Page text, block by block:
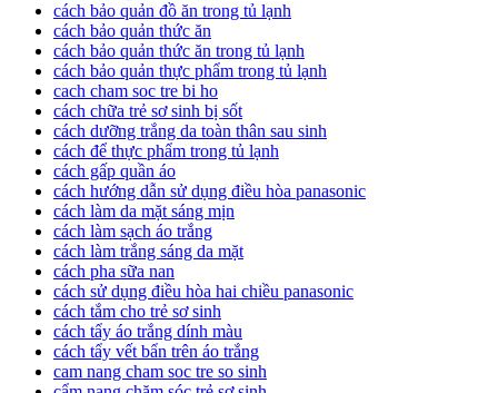
cách bảo quản đồ ăn trong tủ lạnh
cách bảo quản thức ăn
cách bảo quản thức ăn trong tủ lạnh
cách bảo quản thực phẩm trong tủ lạnh
cach cham soc tre bi ho
cách chữa trẻ sơ sinh bị sốt
cách dưỡng trắng da toàn thân sau sinh
cách để thực phẩm trong tủ lạnh
cách gấp quần áo
cách hướng dẫn sử dụng điều hòa panasonic
cách làm da mặt sáng mịn
cách làm sạch áo trắng
cách làm trắng sáng da mặt
cách pha sữa nan
cách sử dụng điều hòa hai chiều panasonic
cách tắm cho trẻ sơ sinh
cách tẩy áo trắng dính màu
cách tẩy vết bẩn trên áo trắng
cam nang cham soc tre so sinh